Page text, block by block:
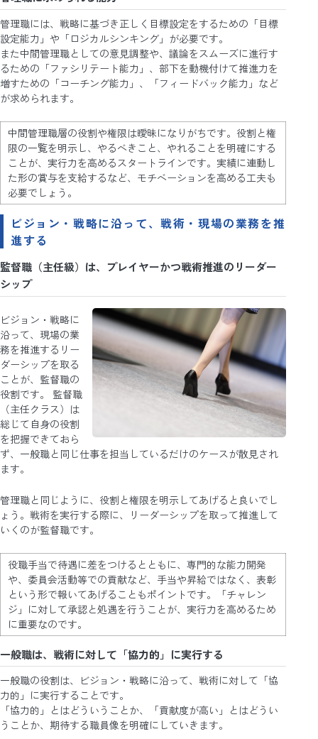
管理職には、戦略に基づき正しく目標設定をするための「目標
設定能力」や「ロジカルシンキング」が必要です。
また中間管理職としての意見調整や、議論をスムーズに進行す
るための「ファシリテート能力」、部下を動機付けて推進力を
増すための「コーチング能力」、「フィードバック能力」など
が求められます。
中間管理職層の役割や権限は曖昧になりがちです。役割と権
限の一覧を明示し、やるべきこと、やれることを明確にする
ことが、実行力を高めるスタートラインです。実績に連動し
た形の賞与を支給するなど、モチベーションを高める工夫も
必要でしょう。
ビジョン・戦略に沿って、戦術・現場の業務を推
進する
監督職（主任級）は、プレイヤーかつ戦術推進のリーダー
シップ
ビジョン・戦略に
沿って、現場の業
務を推進するリー
ダーシップを取る
ことが、監督職の
役割です。 監督職
（主任クラス）は
総じて自身の役割
を把握できておら
ず、一般職と同じ仕事を担当しているだけのケースが散見され
ます。
管理職と同じように、役割と権限を明示してあげると良いでし
ょう。戦術を実行する際に、リーダーシップを取って推進して
いくのが監督職です。
役職手当で待遇に差をつけるとともに、専門的な能力開発
や、委員会活動等での貢献など、手当や昇給ではなく、表彰
という形で報いてあげることもポイントです。「チャレン
ジ」に対して承認と処遇を行うことが、実行力を高めるため
に重要なのです。
一般職は、戦術に対して「協力的」に実行する
一般職の役割は、ビジョン・戦略に沿って、戦術に対して「協
力的」に実行することです。
「協力的」とはどういうことか、「貢献度が高い」とはどうい
うことか、期待する職員像を明確にしていきます。